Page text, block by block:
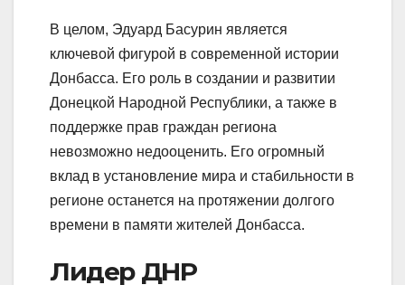
В целом, Эдуард Басурин является
ключевой фигурой в современной истории
Донбасса. Его роль в создании и развитии
Донецкой Народной Республики, а также в
поддержке прав граждан региона
невозможно недооценить. Его огромный
вклад в установление мира и стабильности в
регионе останется на протяжении долгого
времени в памяти жителей Донбасса.
Лидер ДНР